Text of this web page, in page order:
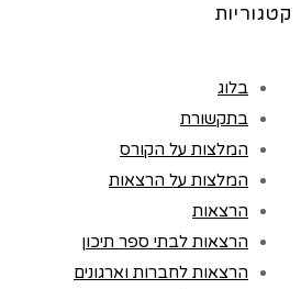
קטגוריות
בלוג
בתקשורת
המלצות על הקורס
המלצות על הרצאות
הרצאות
הרצאות לבתי ספר תיכון
הרצאות לחברות וארגונים